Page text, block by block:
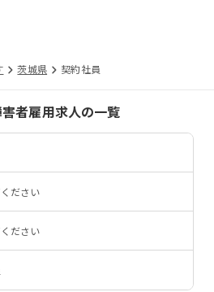
茨城県 契約社員
者雇用求人の一覧
ださい
ださい